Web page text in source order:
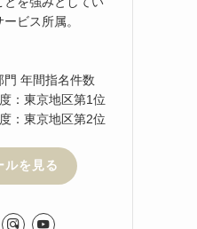
ビス所属。
年間指名件数
：東京地区第1位
：東京地区第2位
ルを見る